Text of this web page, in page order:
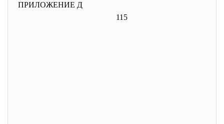
ПРИЛОЖЕНИЕ Д
115